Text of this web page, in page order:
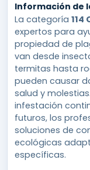
Información de
La categoría 114
expertos para
propiedad de
van desde
termitas hasta
pueden causar
salud y
infestación
futuros, los
soluciones de
ecológicas
específicas.